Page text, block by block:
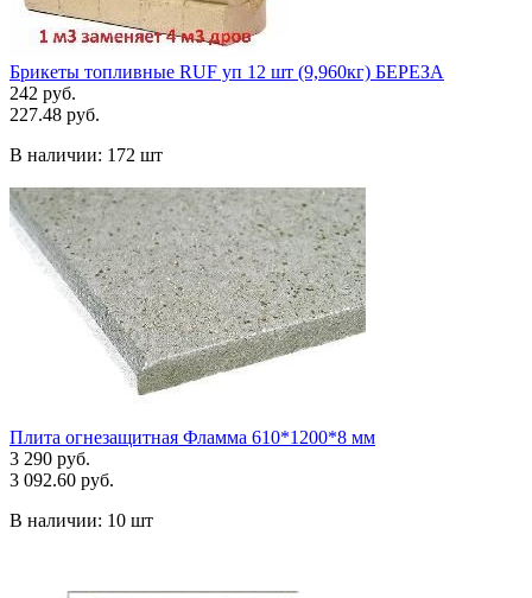
Брикеты топливные RUF уп 12 шт (9,960кг) БЕРЕЗА
242 руб.
227.48 руб.
В наличии: 172 шт
Плита огнезащитная Фламма 610*1200*8 мм
3 290 руб.
3 092.60 руб.
В наличии: 10 шт